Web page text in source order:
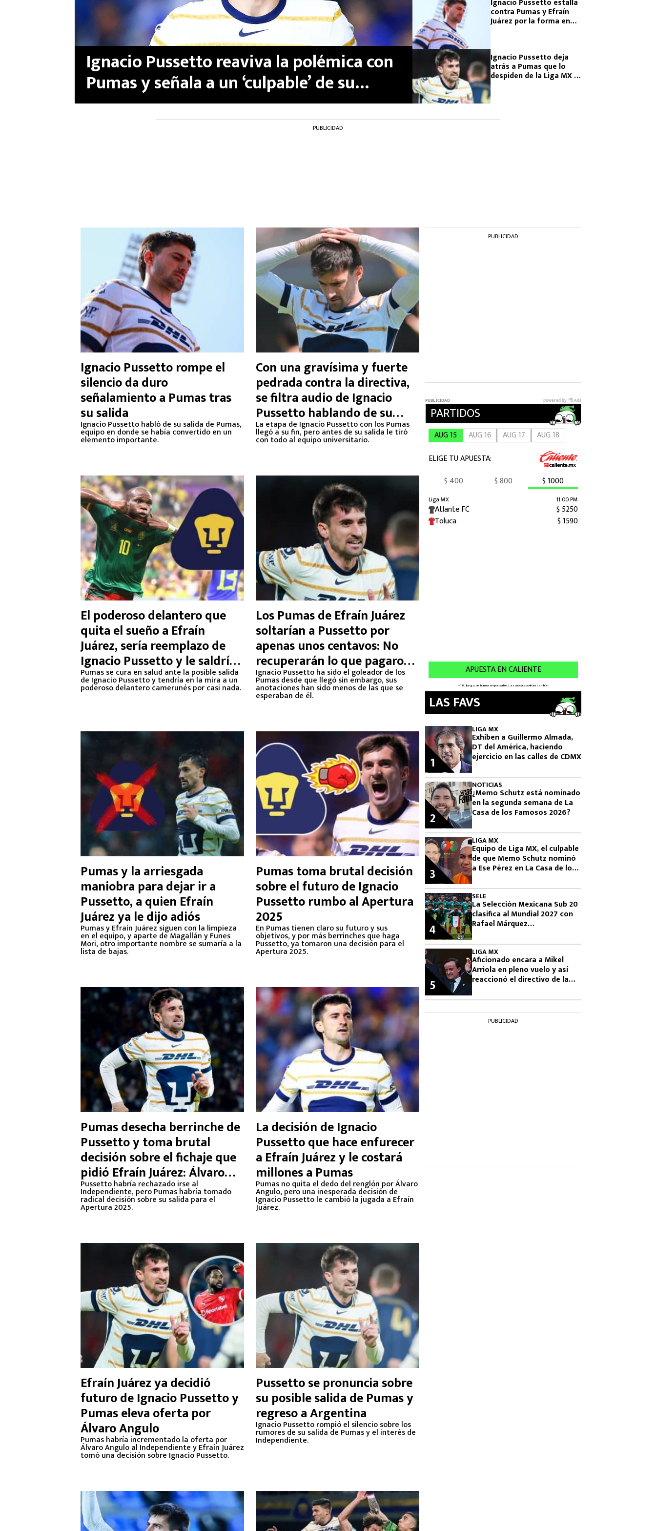
Ignacio Pussetto reaviva la polémica con
Pumas y señala a un ‘culpable’ de su
tormentosa salida
Ignacio Pussetto estalla
contra Pumas y Efraín
Juárez por la forma en
Ignacio Pussetto deja
atrás a Pumas que lo
despiden de la Liga MX y
PUBLICIDAD
Ignacio Pussetto rompe el
silencio da duro
señalamiento a Pumas tras
su salida
Ignacio Pussetto habló de su salida de Pumas,
equipo en donde se había convertido en un
elemento importante.
Con una gravísima y fuerte
pedrada contra la directiva,
se filtra audio de Ignacio
Pussetto hablando de su
salida de Pumas
La etapa de Ignacio Pussetto con los Pumas
llegó a su fin, pero antes de su salida le tiró
con todo al equipo universitario.
El poderoso delantero que
quita el sueño a Efraín
Juárez, sería reemplazo de
Ignacio Pussetto y le saldría
casi gratis a Pumas: Vincent
Aboubakar
Pumas se cura en salud ante la posible salida
de Ignacio Pussetto y tendría en la mira a un
poderoso delantero camerunés por casi nada.
Los Pumas de Efraín Juárez
soltarían a Pussetto por
apenas unos centavos: No
recuperarán lo que pagaron
por él
Ignacio Pussetto ha sido el goleador de los
Pumas desde que llegó sin embargo, sus
anotaciones han sido menos de las que se
esperaban de él.
Pumas y la arriesgada
maniobra para dejar ir a
Pussetto, a quien Efraín
Juárez ya le dijo adiós
Pumas y Efraín Juárez siguen con la limpieza
en el equipo, y aparte de Magallán y Funes
Mori, otro importante nombre se sumaría a la
lista de bajas.
Pumas toma brutal decisión
sobre el futuro de Ignacio
Pussetto rumbo al Apertura
2025
En Pumas tienen claro su futuro y sus
objetivos, y por más berrinches que haga
Pussetto, ya tomaron una decisión para el
Apertura 2025.
Pumas desecha berrinche de
Pussetto y toma brutal
decisión sobre el fichaje que
pidió Efraín Juárez: Álvaro
Angulo para el Apertura
2025
Pussetto habría rechazado irse al
Independiente, pero Pumas habría tomado
radical decisión sobre su salida para el
Apertura 2025.
La decisión de Ignacio
Pussetto que hace enfurecer
a Efraín Juárez y le costará
millones a Pumas
Pumas no quita el dedo del renglón por Álvaro
Angulo, pero una inesperada decisión de
Ignacio Pussetto le cambió la jugada a Efraín
Juárez.
Efraín Juárez ya decidió
futuro de Ignacio Pussetto y
Pumas eleva oferta por
Álvaro Angulo
Pumas habría incrementado la oferta por
Álvaro Angulo al Independiente y Efraín Juárez
tomó una decisión sobre Ignacio Pussetto.
Pussetto se pronuncia sobre
su posible salida de Pumas y
regreso a Argentina
Ignacio Pussetto rompió el silencio sobre los
rumores de su salida de Pumas y el interés de
Independiente.
PUBLICIDAD
LAS FAVS
LIGA MX
Exhiben a Guillermo Almada,
DT del América, haciendo
ejercicio en las calles de CDMX
1
NOTICIAS
¿Memo Schutz está nominado
en la segunda semana de La
Casa de los Famosos 2026?
2
LIGA MX
Equipo de Liga MX, el culpable
de que Memo Schutz nominó
a Ese Pérez en La Casa de los
3
SELE
La Selección Mexicana Sub 20
clasifica al Mundial 2027 con
Rafael Márquez
4
LIGA MX
Aficionado encara a Mikel
Arriola en pleno vuelo y así
reaccionó el directivo de la
5
PUBLICIDAD